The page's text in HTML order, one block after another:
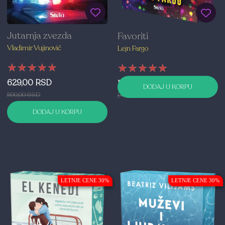
Jutarnja zvezda
Vladimir Vujinović
★★★★★
★★★★★
★★★★★
629,00 RSD
899,00 RSD
DODAJ U KORPU
Favoriti
Lejn Fargo
★★★★★
★★★★★
★★★★★
1.049,00 RSD
1.499,00 RSD
DODAJ U KORPU
LETNJE CENE 30% LETNJE CENE 30%